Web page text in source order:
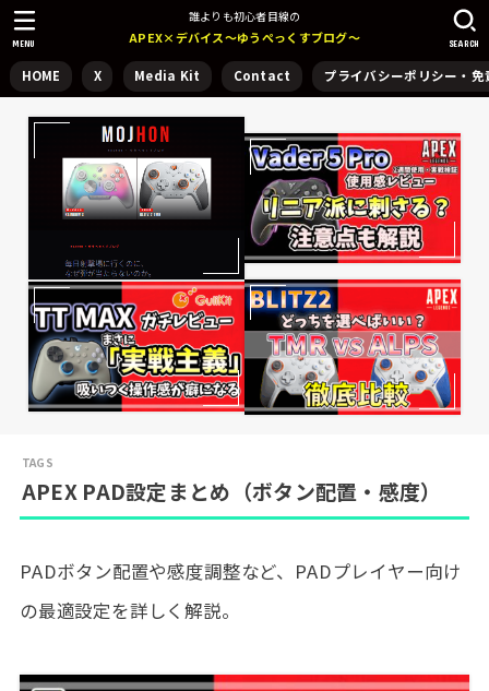
誰よりも初心者目線の
APEX×デバイス～ゆうぺっくすブログ～
HOME X Media Kit Contact プライバシーポリシー・免
SEARCH
MENU
APEX PAD設定まとめ（ボタン配置・感度）
PADボタン配置や感度調整など、PADプレイヤー向け
の最適設定を詳しく解説。